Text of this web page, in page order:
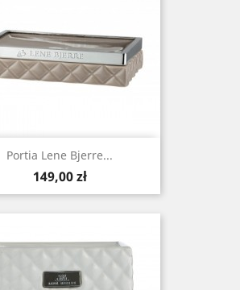
Portia Lene Bjerre...
Cena
149,00 zł